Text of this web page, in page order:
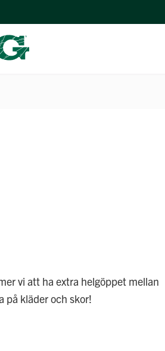
vi att ha extra helgöppet mellan
på kläder och skor!